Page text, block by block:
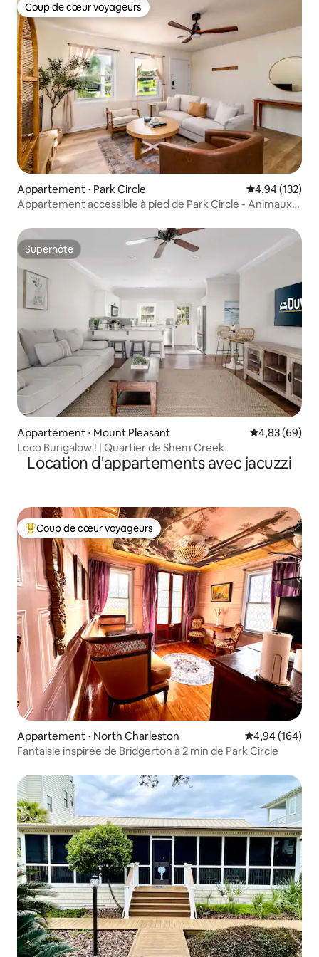
Coup de cœur voyageurs
Coup de cœur voyageurs
Appartement ⋅ Park Circle Évaluation
4,94 (132)
Appartement accessible à pied de Park Circle - Animaux
Superhôte
Superhôte
Appartement ⋅ Mount Pleasant Évaluation
4,83 (69)
Loco Bungalow ! | Quartier de Shem Creek
Location d'appartements avec jacuzzi
Coups de cœur voyageurs les plus appréciés
Coup de cœur voyageurs
Appartement ⋅ North Charleston Évaluation
4,94 (164)
Fantaisie inspirée de Bridgerton à 2 min de Park Circle